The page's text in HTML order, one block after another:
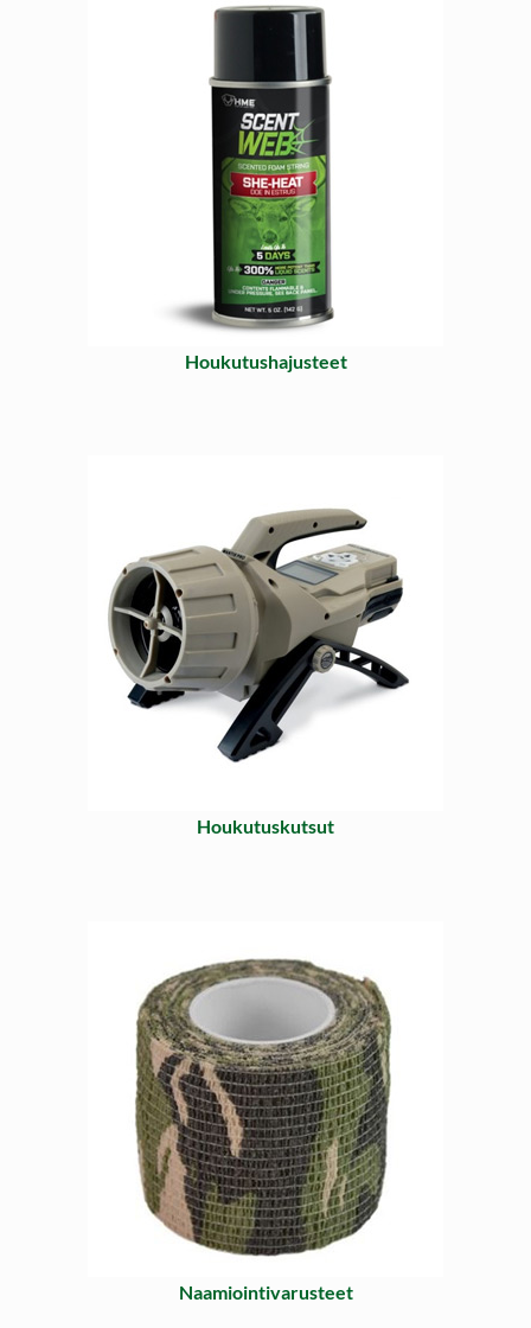
Houkutushajusteet
Houkutuskutsut
Naamiointivarusteet